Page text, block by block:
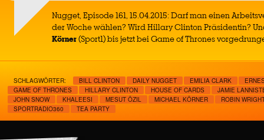
Nugget, Episode 161, 15.04.2015: Darf man einen
der Woche wählen? Wird Hillary Clinton Präsidentin?
Körner(Sport1) bis jetzt bei Game of Thrones
SCHLAGWÖRTER: BILL CLINTON DAILY NUGGET EMILIA CLARK
GAME OF THRONES
HILLARY CLINTON HOUSE OF CARDS
JAMIE
JOHN SNOW
KHALEESI MESUT ÖZIL MICHAEL KÖRNER
ROBIN
SPORTRADIO360
TEA PARTY